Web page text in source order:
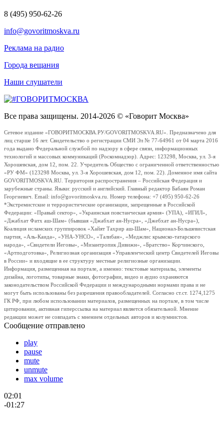
8 (495) 950-62-26
info@govoritmoskva.ru
Реклама на радио
Города вещания
Наши слушатели
Все права защищены. 2014-2026 © «Говорит Москва»
Сетевое издание «ГОВОРИТМОСКВА.РУ/GOVORITMOSKVA.RU». Предназначено для
лиц старше 16 лет. Свидетельство о регистрации СМИ Эл № 77-64961 от 04 марта 2016
года выдано Федеральной службой по надзору в сфере связи, информационных
технологий и массовых коммуникаций (Роскомнадзор). Адрес: 123298, Москва, ул. 3-я
Хорошевская, дом 12, пом. 22. Учредитель Общество с ограниченной ответственностью
«РУ ФМ» (123298 Москва, ул. 3-я Хорошевская, дом 12, пом. 22). Доменное имя сайта
GOVORITMOSKVA.RU. Территория распространения – Российская Федерация и
зарубежные страны. Языки: русский и английский. Главный редактор Бабаян Роман
Георгиевич. Email: info@govoritmoskva.ru. Номер телефона: +7 (495) 950-62-26
*Экстремистские и террористические организации, запрещенные в Российской
Федерации: «Правый сектор», «Украинская повстанческая армия» (УПА), «ИГИЛ»,
«Джабхат Фатх аш-Шам» (бывшая «Джабхат ан-Нусра», «Джебхат ан-Нусра»),
Коалиция исламских группировок «Хайят Тахрир аш-Шам», Национал-Большевистская
партия, «Аль-Каида», «УНА-УНСО», «Талибан», «Меджлис крымско-татарского
народа», «Свидетели Иеговы», «Мизантропик Дивижн», «Братство» Корчинского,
«Артподготовка», Религиозная организация «Управленческий центр Свидетелей Иеговы
в России» и входящие в ее структуру местные религиозные организации.
Информация, размещенная на портале, а именно: текстовые материалы, элементы
дизайна, логотипы, товарные знаки, фотографии, видео и аудио охраняются
законодательством Российской Федерации и международными нормами права и не
могут быть использованы без разрешения правообладателей. Согласно ст.ст. 1274,1275
ГК РФ, при любом использовании материалов, размещенных на портале, в том числе
цитировании, активная гиперссылка на материал является обязательной. Мнение
редакции может не совпадать с мнением отдельных авторов и колумнистов.
Сообщение отправлено
play
pause
mute
unmute
max volume
02:01
-01:27